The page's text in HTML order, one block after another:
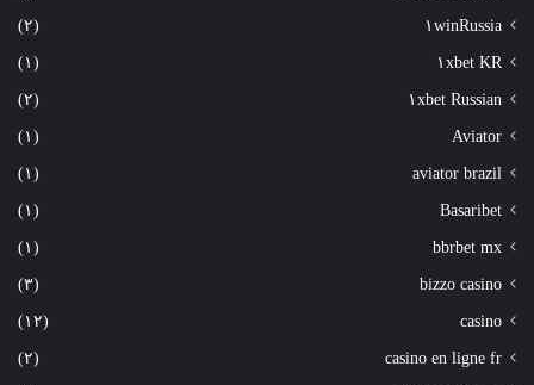
١winRussia (٢)
١xbet KR (١)
١xbet Russian (٢)
Aviator (١)
aviator brazil (١)
Basaribet (١)
bbrbet mx (١)
bizzo casino (٣)
casino (١٢)
casino en ligne fr (٢)